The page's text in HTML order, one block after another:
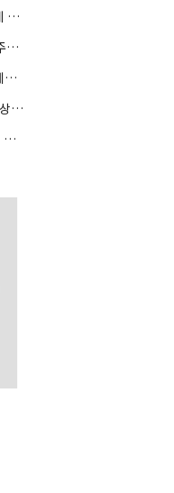
유증·CB 줄줄이 무산…코스닥 벌점 급증에 상폐 압박
현대그린푸드, 수익성 본궤도…실적 개선에 주주환원까지
(약가 대수술)②약값 깎이자 R&D부터 축소…제약업계 비상경영 돌입
대교, 액면병합 앞두고도 '1000원 룰' 경고장…상장유지 시험대